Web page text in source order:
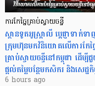
ការកែច្នៃគ្រាប់ស្វាយចន្ទី
ស្ថានទូតអូស្ត្រាលី ប្តេជ្ញាទាក់ទ
ក្រុមហ៊ុនមក​វិនិយោគលើការកែច្
គ្រាប់ស្វាយចន្ទីនៅកម្ពុជា ដើម្បី
ផ្តល់តម្លៃបន្ថែមកសិករ និងសេដ្ឋកិ
6 hours ago